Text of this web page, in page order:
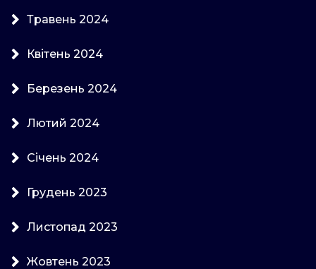
Травень 2024
Квітень 2024
Березень 2024
Лютий 2024
Січень 2024
Грудень 2023
Листопад 2023
Жовтень 2023